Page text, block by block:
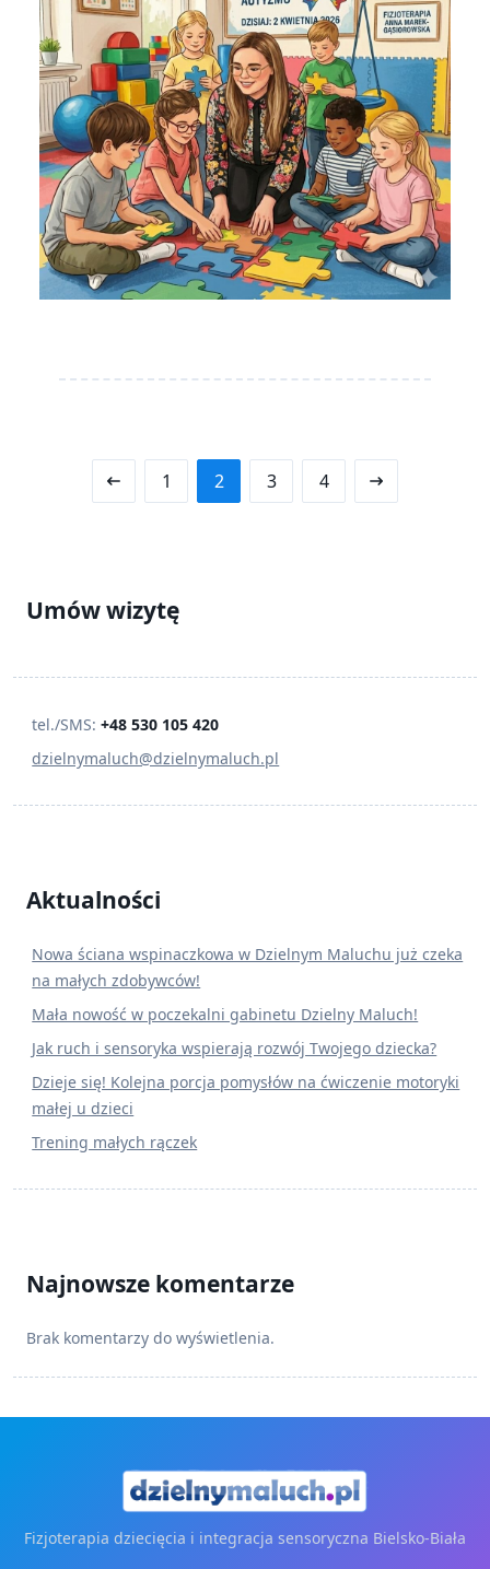
1 2 3 4
Umów wizytę
tel./SMS:+48 530 105 420
dzielnymaluch@dzielnymaluch.pl
Aktualności
Nowa ściana wspinaczkowa w Dzielnym Maluchu już czeka
na małych zdobywców!
Mała nowość w poczekalni gabinetu Dzielny Maluch!
Jak ruch i sensoryka wspierają rozwój Twojego dziecka?
Dzieje się! Kolejna porcja pomysłów na ćwiczenie motoryki
małej u dzieci
Trening małych rączek
Najnowsze komentarze
Brak komentarzy do wyświetlenia.
Fizjoterapia dziecięcia i integracja sensoryczna Bielsko-Biała